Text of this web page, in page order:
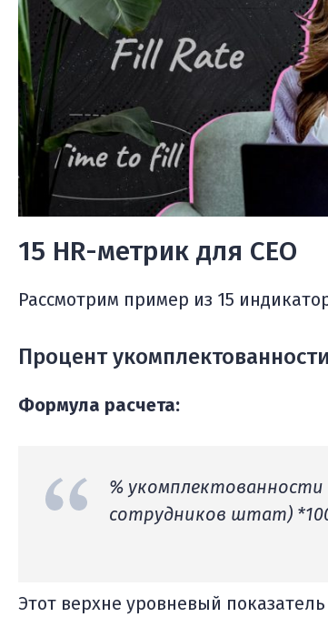
15 HR-метрик для CEO
Рассмотрим пример из 15
Процент
Формула расчета:
%
сотрудников штат)
Этот верхне уровневый